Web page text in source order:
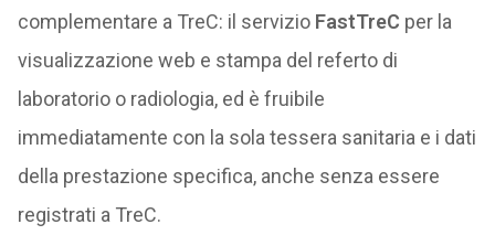
complementare a TreC: il servizio FastTreC per la
visualizzazione web e stampa del referto di
laboratorio o radiologia, ed è fruibile
immediatamente con la sola tessera sanitaria e i dati
della prestazione specifica, anche senza essere
registrati a TreC.